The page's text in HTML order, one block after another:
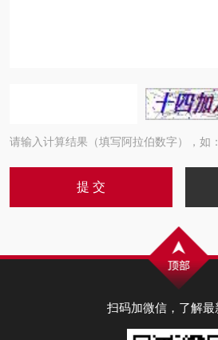
请输入计算结果（填写阿拉伯数字），如
扫码加微信，了解最